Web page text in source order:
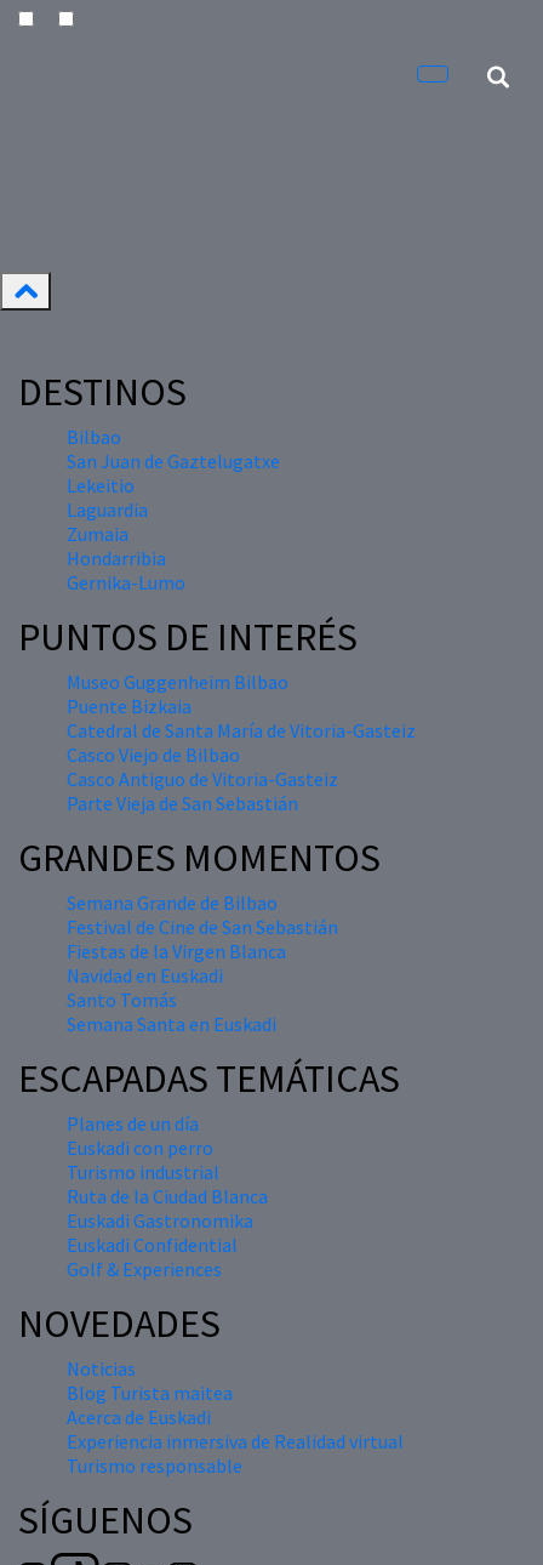
DESTINOS
Bilbao
San Juan de Gaztelugatxe
Lekeitio
Laguardia
Zumaia
Hondarribia
Gernika-Lumo
PUNTOS DE INTERÉS
Museo Guggenheim Bilbao
Puente Bizkaia
Catedral de Santa María de Vitoria-Gasteiz
Casco Viejo de Bilbao
Casco Antiguo de Vitoria-Gasteiz
Parte Vieja de San Sebastián
GRANDES MOMENTOS
Semana Grande de Bilbao
Festival de Cine de San Sebastián
Fiestas de la Virgen Blanca
Navidad en Euskadi
Santo Tomás
Semana Santa en Euskadi
ESCAPADAS TEMÁTICAS
Planes de un día
Euskadi con perro
Turismo industrial
Ruta de la Ciudad Blanca
Euskadi Gastronomika
Euskadi Confidential
Golf & Experiences
NOVEDADES
Noticias
Blog Turista maitea
Acerca de Euskadi
Experiencia inmersiva de Realidad virtual
Turismo responsable
SÍGUENOS